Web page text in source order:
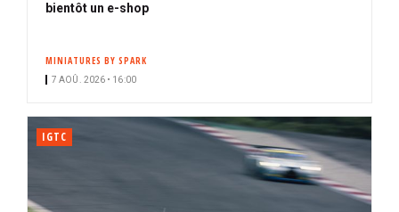
bientôt un e-shop
MINIATURES BY SPARK
7 AOÛ. 2026 • 16:00
IGTC